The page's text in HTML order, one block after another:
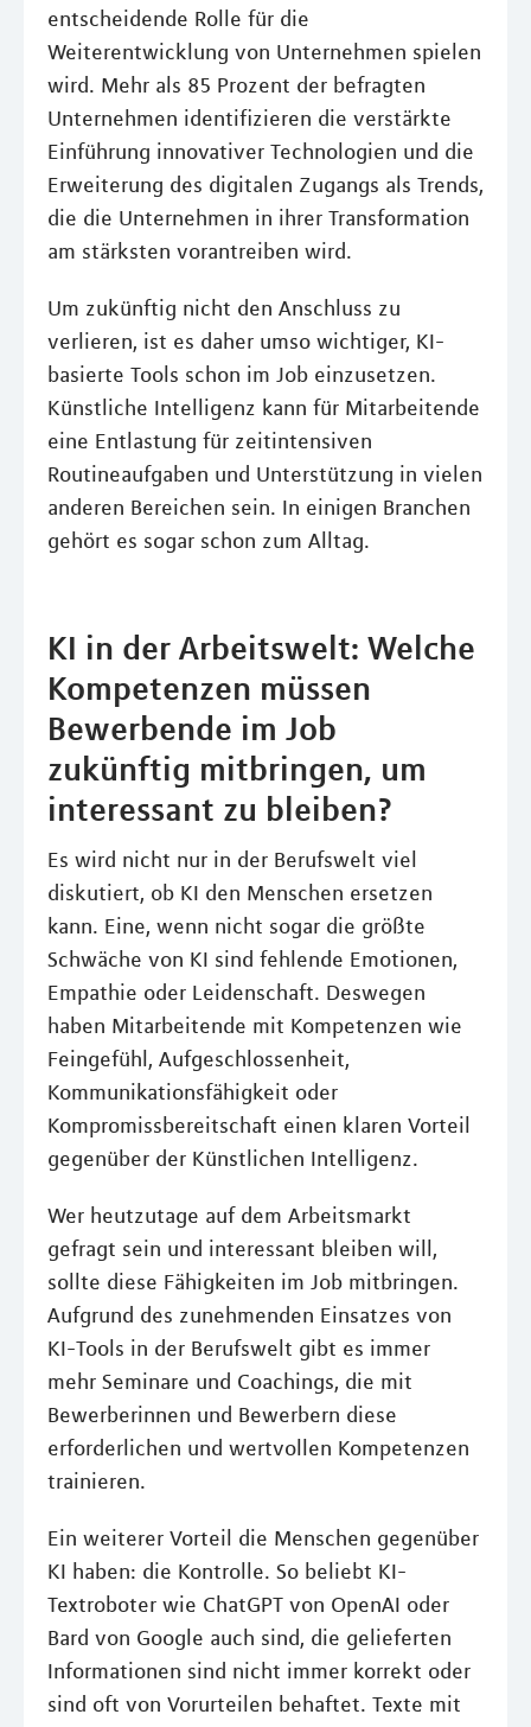
entscheidende Rolle für die
Weiterentwicklung von Unternehmen spielen
wird. Mehr als 85 Prozent der befragten
Unternehmen identifizieren die verstärkte
Einführung innovativer Technologien und die
Erweiterung des digitalen Zugangs als Trends,
die die Unternehmen in ihrer Transformation
am stärksten vorantreiben wird.
Um zukünftig nicht den Anschluss zu
verlieren, ist es daher umso wichtiger, KI-
basierte Tools schon im Job einzusetzen.
Künstliche Intelligenz kann für Mitarbeitende
eine Entlastung für zeitintensiven
Routineaufgaben und Unterstützung in vielen
anderen Bereichen sein. In einigen Branchen
gehört es sogar schon zum Alltag.
KI in der Arbeitswelt: Welche
Kompetenzen müssen
Bewerbende im Job
zukünftig mitbringen, um
interessant zu bleiben?
Es wird nicht nur in der Berufswelt viel
diskutiert, ob KI den Menschen ersetzen
kann. Eine, wenn nicht sogar die größte
Schwäche von KI sind fehlende Emotionen,
Empathie oder Leidenschaft. Deswegen
haben Mitarbeitende mit Kompetenzen wie
Feingefühl, Aufgeschlossenheit,
Kommunikationsfähigkeit oder
Kompromissbereitschaft einen klaren Vorteil
gegenüber der Künstlichen Intelligenz.
Wer heutzutage auf dem Arbeitsmarkt
gefragt sein und interessant bleiben will,
sollte diese Fähigkeiten im Job mitbringen.
Aufgrund des zunehmenden Einsatzes von
KI-Tools in der Berufswelt gibt es immer
mehr Seminare und Coachings, die mit
Bewerberinnen und Bewerbern diese
erforderlichen und wertvollen Kompetenzen
trainieren.
Ein weiterer Vorteil die Menschen gegenüber
KI haben: die Kontrolle. So beliebt KI-
Textroboter wie ChatGPT von OpenAI oder
Bard von Google auch sind, die gelieferten
Informationen sind nicht immer korrekt oder
sind oft von Vorurteilen behaftet. Texte mit